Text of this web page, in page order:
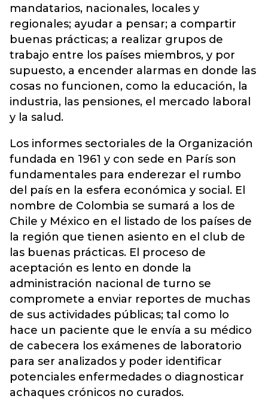
mandatarios, nacionales, locales y
regionales; ayudar a pensar; a compartir
buenas prácticas; a realizar grupos de
trabajo entre los países miembros, y por
supuesto, a encender alarmas en donde las
cosas no funcionen, como la educación, la
industria, las pensiones, el mercado laboral
y la salud.
Los informes sectoriales de la Organización
fundada en 1961 y con sede en París son
fundamentales para enderezar el rumbo
del país en la esfera económica y social. El
nombre de Colombia se sumará a los de
Chile y México en el listado de los países de
la región que tienen asiento en el club de
las buenas prácticas. El proceso de
aceptación es lento en donde la
administración nacional de turno se
compromete a enviar reportes de muchas
de sus actividades públicas; tal como lo
hace un paciente que le envía a su médico
de cabecera los exámenes de laboratorio
para ser analizados y poder identificar
potenciales enfermedades o diagnosticar
achaques crónicos no curados.